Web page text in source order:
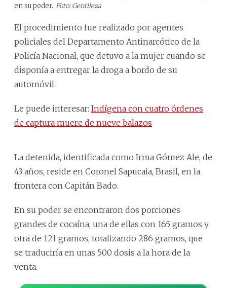
en su poder. Foto: Gentileza
El procedimiento fue realizado por agentes
policiales del Departamento Antinarcótico de la
Policía Nacional, que detuvo a la mujer cuando se
disponía a entregar la droga a bordo de su
automóvil.
Le puede interesar: Indígena con cuatro órdenes
de captura muere de nueve balazos
La detenida, identificada como Irma Gómez Ale, de
43 años, reside en Coronel Sapucaia, Brasil, en la
frontera con Capitán Bado.
En su poder se encontraron dos porciones
grandes de cocaína, una de ellas con 165 gramos y
otra de 121 gramos, totalizando 286 gramos, que
se traduciría en unas 500 dosis a la hora de la
venta.